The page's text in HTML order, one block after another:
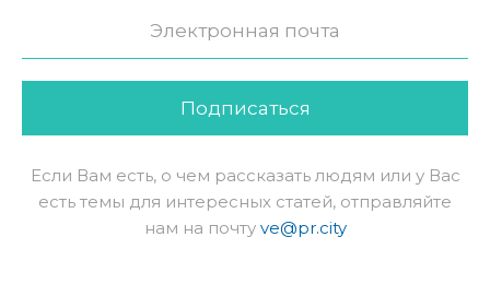
Подписаться
Если Вам есть, о чем рассказать людям или у Вас
есть темы для интересных статей, отправляйте
нам на почту ve@pr.city